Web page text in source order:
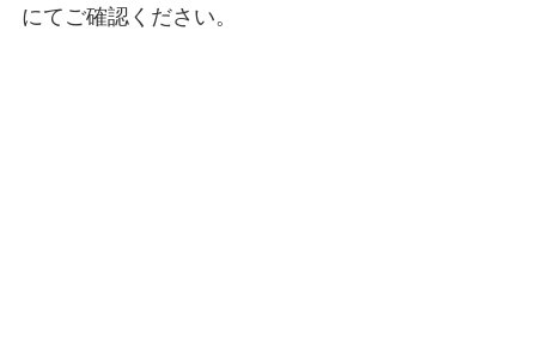
にてご確認ください。